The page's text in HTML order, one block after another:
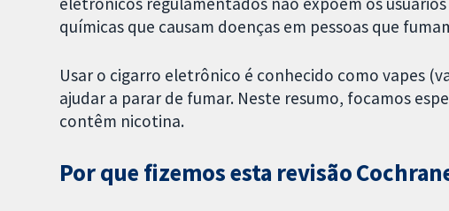
químicas que causam doenças em pessoas que
Usar o cigarro eletrônico é conhecido como vapes
ajudar a parar de fumar. Neste resumo, focamos
contêm nicotina.
Por que fizemos esta revisão